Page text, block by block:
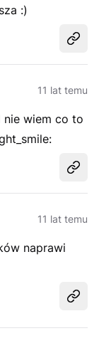
:)
11 lat temu
nie wiem co to
11 lat temu
naprawi